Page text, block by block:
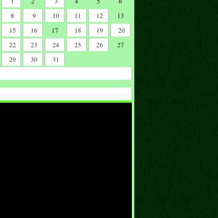
8 9 10 11 12
13
15 16 17 18 19
20
22 23 24 25 26
27
29 30
31